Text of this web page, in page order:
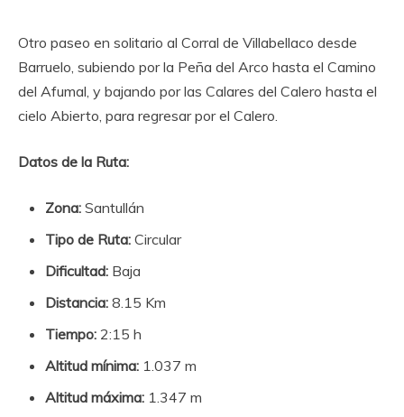
Otro paseo en solitario al Corral de Villabellaco desde
Barruelo, subiendo por la Peña del Arco hasta el Camino
del Afumal, y bajando por las Calares del Calero hasta el
cielo Abierto, para regresar por el Calero.
Datos de la Ruta:
Zona: Santullán
Tipo de Ruta: Circular
Dificultad: Baja
Distancia: 8.15 Km
Tiempo: 2:15 h
Altitud mínima: 1.037 m
Altitud máxima: 1.347 m